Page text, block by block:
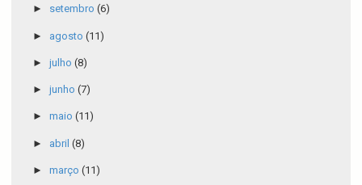
► setembro (6)
► agosto (11)
► julho (8)
► junho (7)
► maio (11)
► abril (8)
► março (11)